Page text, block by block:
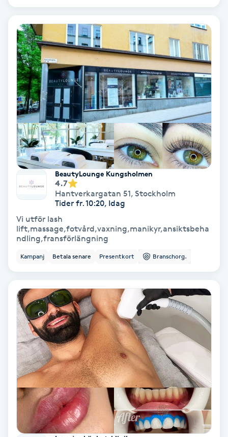
Ansiktsbehandling djuprengörande
Babylights
Balayage
Bambumassage
Barber
Barnklippning
Blowout
Brynfärgning
Brynplockning
Bröllopsuppsättning
Celluliter
Coachning
BeautyLounge Kungsholmen
4.7
Hantverkargatan 51, Stockholm
Tider fr. 10:20, Idag
Vi utför lash
lift,massage,fotvård,vaxning,manikyr,ansiktsbeha
ndling,fransförlängning
Kampanj Betala senare Presentkort Branschorg.